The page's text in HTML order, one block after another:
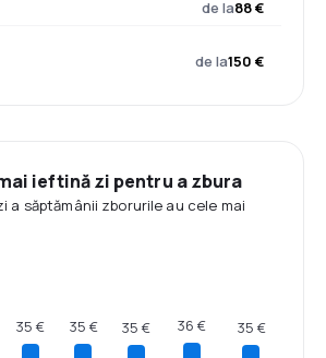
de la88 €
de la150 €
ieftină zi pentru a zbura
a săptămânii zborurile au cele mai
35 € 35 € 35 € 36 € 35 €